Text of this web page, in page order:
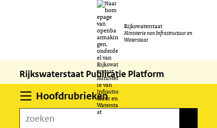
naar
de
inhoud
Rijkswaterstaat
Ministerie van Infrastructuur en
Waterstaat
Rijkswaterstaat Publicatie Platform
HoofdrubriekenUitklappen
zoeken